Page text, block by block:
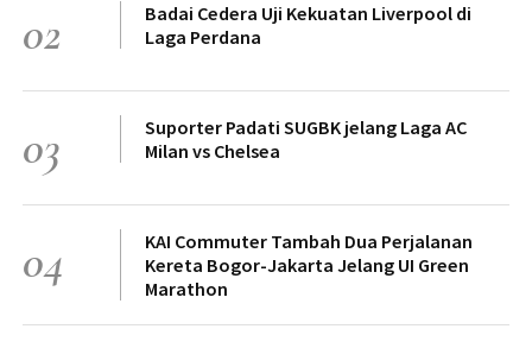
02
Badai Cedera Uji Kekuatan Liverpool di
Laga Perdana
03
Suporter Padati SUGBK jelang Laga AC
Milan vs Chelsea
04
KAI Commuter Tambah Dua Perjalanan
Kereta Bogor-Jakarta Jelang UI Green
Marathon